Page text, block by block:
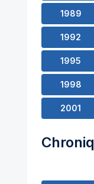
1989
1992
1995
1998
2001